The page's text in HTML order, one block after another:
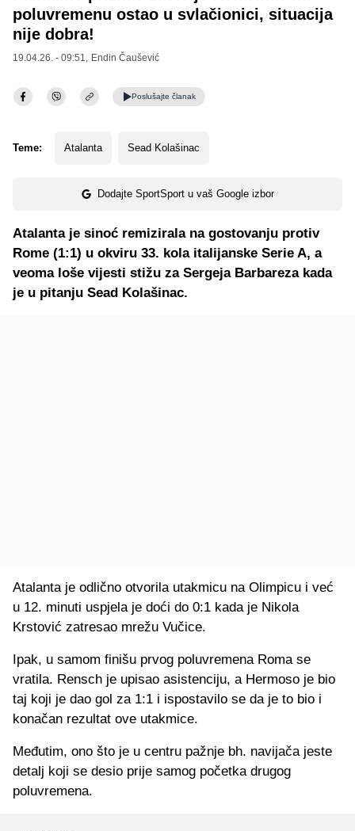
poluvremenu ostao u svlačionici, situacija
nije dobra!
19.04.26. - 09:51, Endin Čaušević
Poslušajte članak
Teme: Atalanta Sead Kolašinac
Dodajte SportSport u vaš Google izbor
Atalanta je sinoć remizirala na gostovanju protiv
Rome (1:1) u okviru 33. kola italijanske Serie A, a
veoma loše vijesti stižu za Sergeja Barbareza kada
je u pitanju Sead Kolašinac.
Atalanta je odlično otvorila utakmicu na Olimpicu i već
u 12. minuti uspjela je doći do 0:1 kada je Nikola
Krstović zatresao mrežu Vučice.
Ipak, u samom finišu prvog poluvremena Roma se
vratila. Rensch je upisao asistenciju, a Hermoso je bio
taj koji je dao gol za 1:1 i ispostavilo se da je to bio i
konačan rezultat ove utakmice.
Međutim, ono što je u centru pažnje bh. navijača jeste
detalj koji se desio prije samog početka drugog
poluvremena.